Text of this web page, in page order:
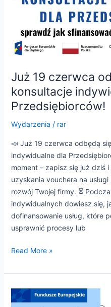
Już 19 czerwca
konsultacje
Przedsiębiorców!
Wydarzenia / rar
📣 Już 19 czerwca odbędą
indywidualne dla
moment – zapisz się już dziś
uzyskania vouchera na
rozwój Twojej firmy. ⏳
indywidualnych dowiesz się,
dofinansowanie usług, które
usprawnić procesy lub
Read More »
Kochłowicka
rajza